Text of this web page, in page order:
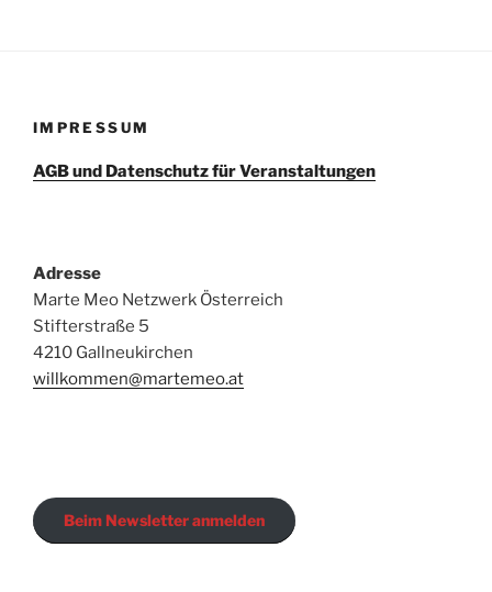
IMPRESSUM
AGB und Datenschutz für Veranstaltungen
Adresse
Marte Meo Netzwerk Österreich
Stifterstraße 5
4210 Gallneukirchen
willkommen@martemeo.at
Beim Newsletter anmelden